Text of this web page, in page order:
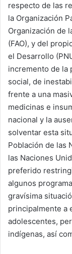
respecto de las
la Organización
Organización de
(FAO), y del
el Desarrollo
incremento de la
social, de
frente a una
medicinas e
nacional y la
solventar esta
Población de las
las Naciones
preferido
algunos
gravísima
principalmente a
adolescentes,
indígenas, así